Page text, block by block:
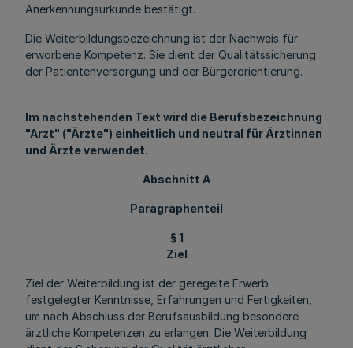
Anerkennungsurkunde bestätigt.
Die Weiterbildungsbezeichnung ist der Nachweis für
erworbene Kompetenz. Sie dient der Qualitätssicherung
der Patientenversorgung und der Bürgerorientierung.
Im nachstehenden Text wird die Berufsbezeichnung
"Arzt" ("Ärzte") einheitlich und neutral für Ärztinnen
und Ärzte verwendet.
Abschnitt A
Paragraphenteil
§ 1
Ziel
Ziel der Weiterbildung ist der geregelte Erwerb
festgelegter Kenntnisse, Erfahrungen und Fertigkeiten,
um nach Abschluss der Berufsausbildung besondere
ärztliche Kompetenzen zu erlangen. Die Weiterbildung